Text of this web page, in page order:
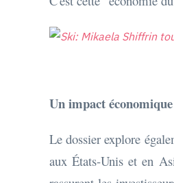
Un impact
Le dossier explore
aux États-Unis et en